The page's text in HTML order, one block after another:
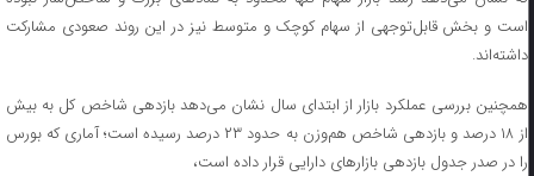
است و بخش قابل‌توجهی از سهام کوچک و متوسط نیز در این روند صعودی مشارکت
داشته‌اند.
همچنین بررسی عملکرد بازار از ابتدای سال نشان می‌دهد بازدهی شاخص کل به بیش
از ۱۸ درصد و بازدهی شاخص هم‌وزن به حدود ۲۳ درصد رسیده است؛ آماری که بورس
را در صدر جدول بازدهی بازارهای دارایی قرار داده است،